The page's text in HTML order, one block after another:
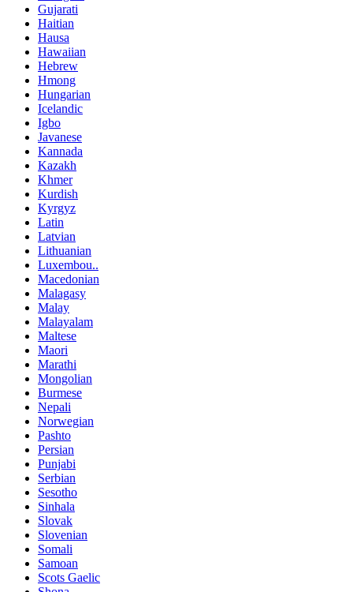
Gujarati
Haitian
Hausa
Hawaiian
Hebrew
Hmong
Hungarian
Icelandic
Igbo
Javanese
Kannada
Kazakh
Khmer
Kurdish
Kyrgyz
Latin
Latvian
Lithuanian
Luxembou..
Macedonian
Malagasy
Malay
Malayalam
Maltese
Maori
Marathi
Mongolian
Burmese
Nepali
Norwegian
Pashto
Persian
Punjabi
Serbian
Sesotho
Sinhala
Slovak
Slovenian
Somali
Samoan
Scots Gaelic